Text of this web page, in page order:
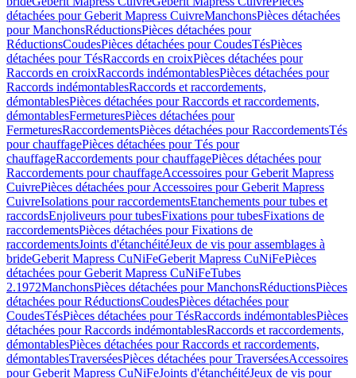
détachées pour Geberit Mapress CuivreManchonsPièces détachées
pour ManchonsRéductionsPièces détachées pour
RéductionsCoudesPièces détachées pour CoudesTésPièces
détachées pour TésRaccords en croixPièces détachées pour
Raccords en croixRaccords indémontablesPièces détachées pour
Raccords indémontablesRaccords et raccordements,
démontablesPièces détachées pour Raccords et raccordements,
démontablesFermeturesPièces détachées pour
FermeturesRaccordementsPièces détachées pour RaccordementsTés
pour chauffagePièces détachées pour Tés pour
chauffageRaccordements pour chauffagePièces détachées pour
Raccordements pour chauffageAccessoires pour Geberit Mapress
CuivrePièces détachées pour Accessoires pour Geberit Mapress
CuivreIsolations pour raccordementsEtanchements pour tubes et
raccordsEnjoliveurs pour tubesFixations pour tubesFixations de
raccordementsPièces détachées pour Fixations de
raccordementsJoints d'étanchéitéJeux de vis pour assemblages à
brideGeberit Mapress CuNiFeGeberit Mapress CuNiFePièces
détachées pour Geberit Mapress CuNiFeTubes
2.1972ManchonsPièces détachées pour ManchonsRéductionsPièces
détachées pour RéductionsCoudesPièces détachées pour
CoudesTésPièces détachées pour TésRaccords indémontablesPièces
détachées pour Raccords indémontablesRaccords et raccordements,
démontablesPièces détachées pour Raccords et raccordements,
démontablesTraverséesPièces détachées pour TraverséesAccessoires
pour Geberit Mapress CuNiFeJoints d'étanchéitéJeux de vis pour